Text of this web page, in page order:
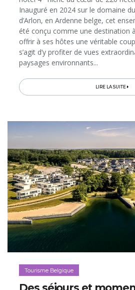
Inauguré en 2024 sur le domaine
d’Arlon, en Ardenne belge, cet
été conçu comme une destination
offrir à ses hôtes une véritable
s’agit d’y profiter de vues
paysages environnants...
LIRE LA SUITE
Tourisme Belgique